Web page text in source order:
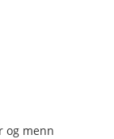
og menn